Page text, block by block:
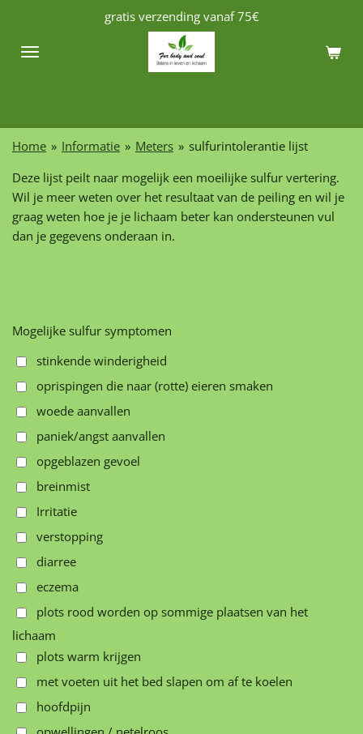
naar
gratis verzending vanaf 75€
Home » Informatie » Meters » sulfurintolerantie lijst
Deze lijst peilt naar mogelijk een moeilijke sulfur vertering.
Wil je meer weten over het resultaat van de peiling en wil je
graag weten hoe je je lichaam beter kan ondersteunen vul
dan je gegevens onderaan in.
Mogelijke sulfur symptomen
stinkende winderigheid
oprispingen die naar (rotte) eieren smaken
woede aanvallen
paniek/angst aanvallen
opgeblazen gevoel
breinmist
Irritatie
verstopping
diarree
eczema
plots rood worden op sommige plaatsen van het
lichaam
plots warm krijgen
met voeten uit het bed slapen om af te koelen
hoofdpijn